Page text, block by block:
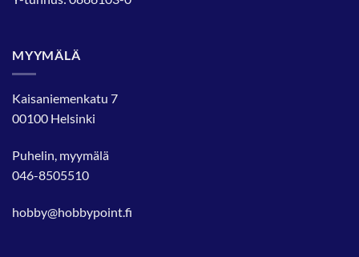
MYYMÄLÄ
Kaisaniemenkatu 7
00100 Helsinki
Puhelin, myymälä
046-8505510
hobby@hobbypoint.fi